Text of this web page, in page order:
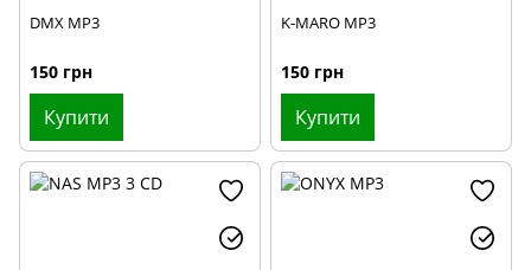
DMX MP3
150 грн
Купити
K-MARO MP3
150 грн
Купити